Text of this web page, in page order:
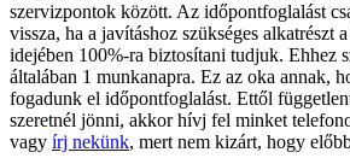
szervizpontok között. Az időpontfoglalást
vissza, ha a javításhoz szükséges alkatrészt
idejében 100%-ra biztosítani tudjuk. Ehhez
általában 1 munkanapra. Ez az oka annak,
fogadunk el időpontfoglalást. Ettől
szeretnél jönni, akkor hívj fel minket
vagy írj nekünk, mert nem kizárt, hogy